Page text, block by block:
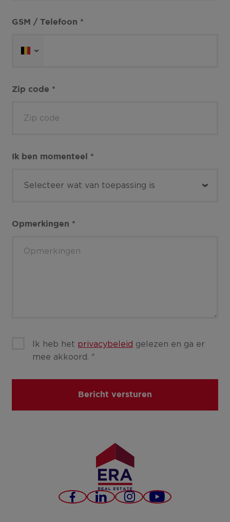
GSM / Telefoon *
Zip code *
Ik ben momenteel *
Opmerkingen *
Ik heb het privacybeleid gelezen en ga er
mee akkoord. *
Bericht versturen
Facebook
LinkedInInstagramYouTube